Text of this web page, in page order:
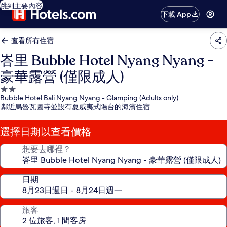
跳到主要內容
下載 App
查看所有住宿
峇里 Bubble Hotel Nyang Nyang -
豪華露營 (僅限成人)
2.0
星
級
住
宿
Bubble Hotel Bali Nyang Nyang - Glamping (Adults only)
鄰近烏魯瓦圖寺並設有夏威夷式陽台的海濱住宿
選擇日期以查看價格
想要去哪裡？
日期
旅客